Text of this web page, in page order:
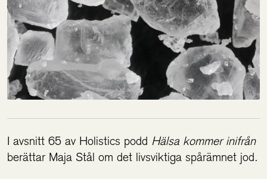
I avsnitt 65 av Holistics podd Hälsa kommer inifrån
berättar Maja Stål om det livsviktiga spårämnet jod.